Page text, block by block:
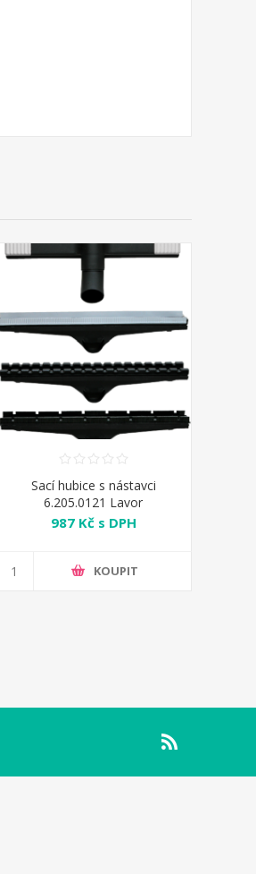
Sací hubice s nástavci
6.205.0121 Lavor
987 Kč s DPH
KOUPIT